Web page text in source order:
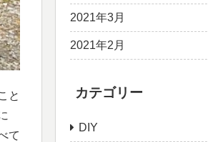
と
て
2021年3月
2021年2月
カテゴリー
DIY